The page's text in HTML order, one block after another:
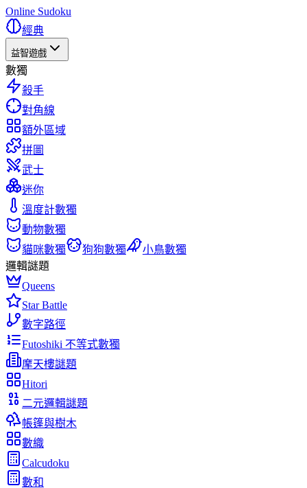
Online Sudoku
經典
益智遊戲
數獨
殺手
對角線
額外區域
拼圖
武士
迷你
溫度計數獨
動物數獨
貓咪數獨
狗狗數獨
小鳥數獨
邏輯謎題
Queens
Star Battle
數字路徑
Futoshiki 不等式數獨
摩天樓謎題
Hitori
二元邏輯謎題
帳篷與樹木
數織
Calcudoku
數和